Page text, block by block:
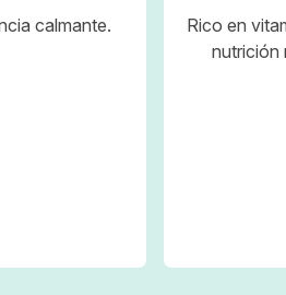
calmante.
Rico en
nutrición